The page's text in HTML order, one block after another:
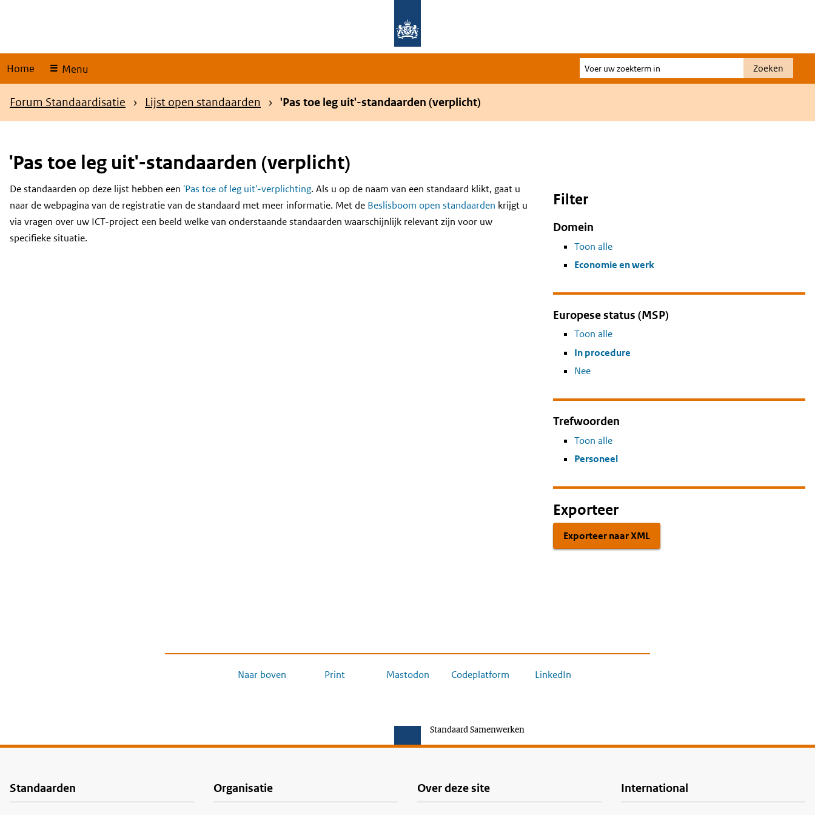
Home Menu
Voer
uw
Zoeken
Kruimelpad
Forum Standaardisatie Lijst open standaarden 'Pas toe leg uit'-standaarden (verplicht)
'Pas toe leg uit'-standaarden (verplicht)
Content
De standaarden op deze lijst hebben een 'Pas toe of leg uit'-verplichting. Als u op de naam van een standaard klikt, gaat u
naar de webpagina van de registratie van de standaard met meer informatie. Met de Beslisboom open standaarden krijgt u
via vragen over uw ICT-project een beeld welke van onderstaande standaarden waarschijnlijk relevant zijn voor uw
specifieke situatie.
Filter
Domein
Toon alle
Economie en werk
Europese status (MSP)
Toon alle
In procedure
Nee
Trefwoorden
Toon alle
Personeel
Exporteer
Exporteer naar XML
Naar boven Print Mastodon Codeplatform LinkedIn
Standaard Samenwerken
Voet
Standaarden Organisatie Over deze site International